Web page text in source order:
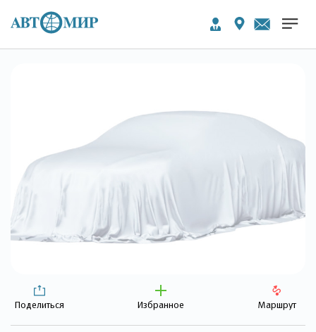
Поделиться Избранное Маршрут